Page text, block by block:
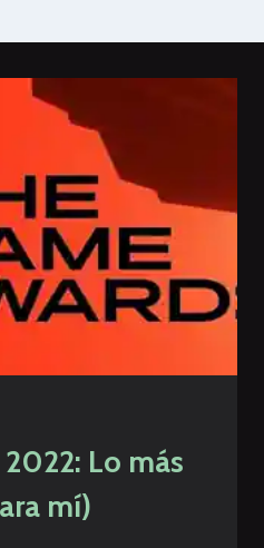
Lo más
mí)